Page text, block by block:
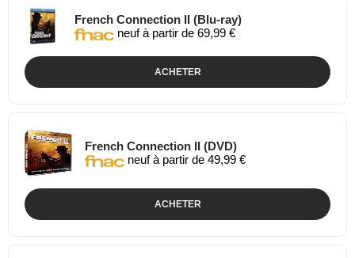
French Connection II (Blu-ray)
neuf à partir de 69,99 €
ACHETER
French Connection II (DVD)
neuf à partir de 49,99 €
ACHETER